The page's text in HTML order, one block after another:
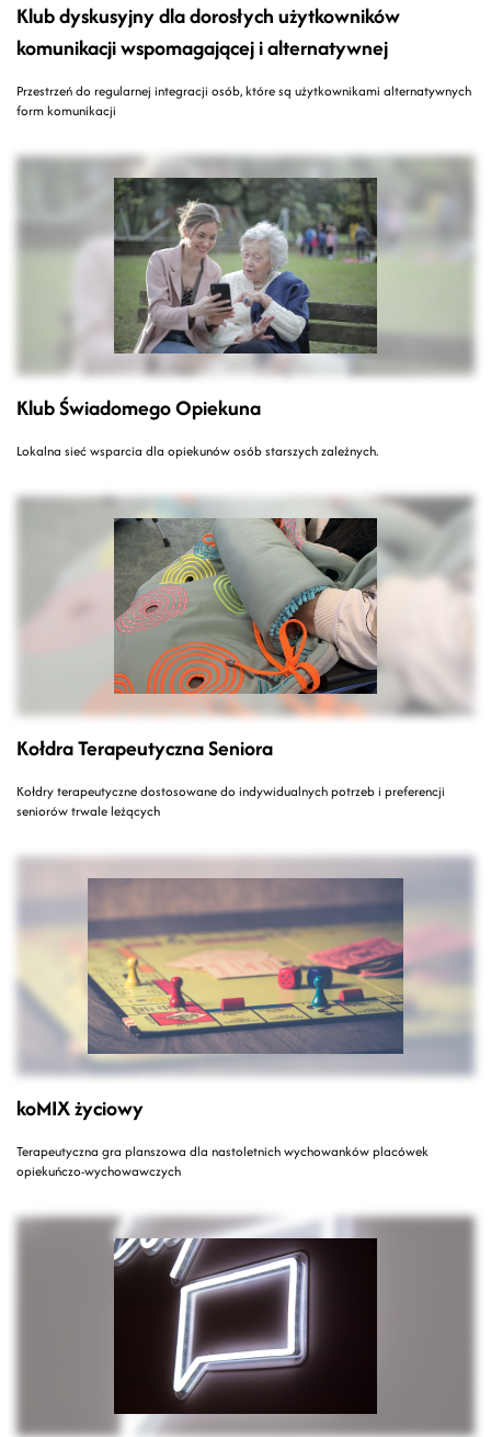
Klub dyskusyjny dla dorosłych użytkowników
komunikacji wspomagającej i alternatywnej
Przestrzeń do regularnej integracji osób, które są użytkownikami alternatywnych
form komunikacji
Klub Świadomego Opiekuna
Lokalna sieć wsparcia dla opiekunów osób starszych zależnych.
Kołdra Terapeutyczna Seniora
Kołdry terapeutyczne dostosowane do indywidualnych potrzeb i preferencji
seniorów trwale leżących
koMIX życiowy
Terapeutyczna gra planszowa dla nastoletnich wychowanków placówek
opiekuńczo-wychowawczych